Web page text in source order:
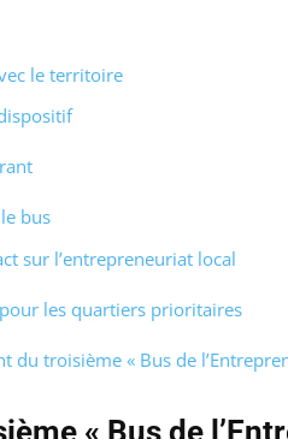
le territoire
bus
sur l’entrepreneuriat local
les quartiers prioritaires
du troisième « Bus de
« Bus de